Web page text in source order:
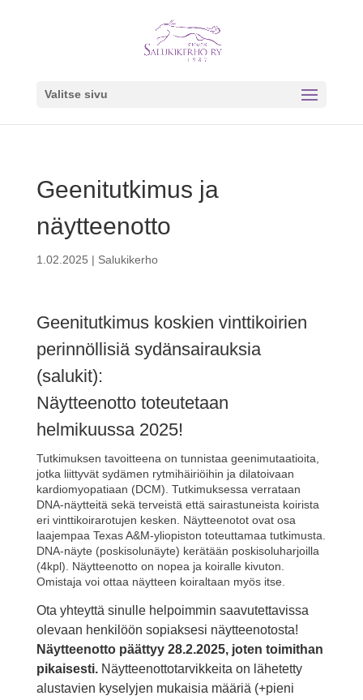
Valitse sivu
Geenitutkimus ja
näytteenotto
1.02.2025 | Salukikerho
Geenitutkimus koskien vinttikoirien
perinnöllisiä sydänsairauksia
(salukit):
Näytteenotto toteutetaan
helmikuussa 2025!
Tutkimuksen tavoitteena on tunnistaa geenimutaatioita,
jotka liittyvät sydämen rytmihäiriöihin ja dilatoivaan
kardiomyopatiaan (DCM). Tutkimuksessa verrataan
DNA-näytteitä sekä terveistä että sairastuneista koirista
eri vinttikoirarotujen kesken. Näytteenotot ovat osa
laajempaa Texas A&M-yliopiston toteuttamaa tutkimusta.
DNA-näyte (poskisolunäyte) kerätään poskisoluharjoilla
(4kpl). Näytteenotto on nopea ja koiralle kivuton.
Omistaja voi ottaa näytteen koiraltaan myös itse.
Ota yhteyttä sinulle helpoimmin saavutettavissa
olevaan henkilöön sopiaksesi näytteenotosta!
Näytteenotto päättyy 28.2.2025, joten toimithan
pikaisesti.Näytteenottotarvikkeita on lähetetty
alustavien kyselyjen mukaisia määriä (+pieni